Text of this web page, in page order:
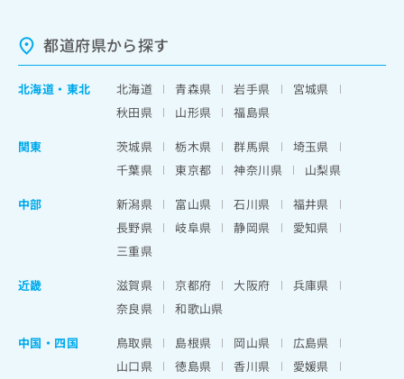
都道府県から探す
北海道 ・ 東北 北海道 青森県 岩手県
宮城県
秋田県
山形県
福島県
関東
茨城県 栃木県 群馬県
埼玉県
千葉県
東京都 神奈川県
山梨県
中部
新潟県 富山県 石川県
福井県
長野県
岐阜県 静岡県
愛知県
三重県
近畿
滋賀県 京都府 大阪府
兵庫県
奈良県
和歌山県
中国・四国
鳥取県 島根県 岡山県
広島県
山口県
徳島県 香川県
愛媛県